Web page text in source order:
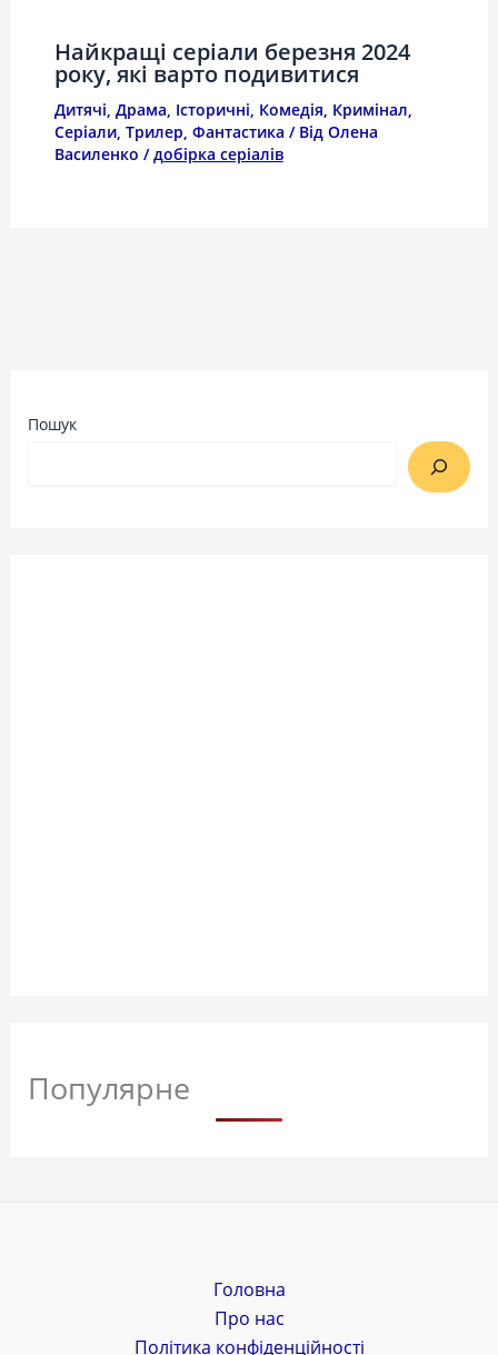
Найкращі серіали березня 2024
року, які варто подивитися
Дитячі, Драма, Історичні, Комедія, Кримінал,
Серіали, Трилер, Фантастика / Від Олена
Василенко /добірка серіалів
Пошук
Популярне
Головна
Про нас
Політика конфіденційності